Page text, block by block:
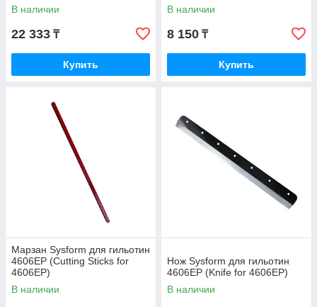
В наличии
22 333 ₸
Купить
В наличии
8 150 ₸
Купить
Марзан Sysform для гильотин
4606EP (Cutting Sticks for
4606EP)
В наличии
Нож Sysform для гильотин
4606EP (Knife for 4606EP)
В наличии